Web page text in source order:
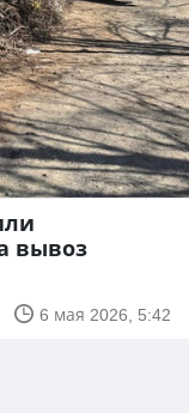
вывоз
6 мая 2026, 5:42